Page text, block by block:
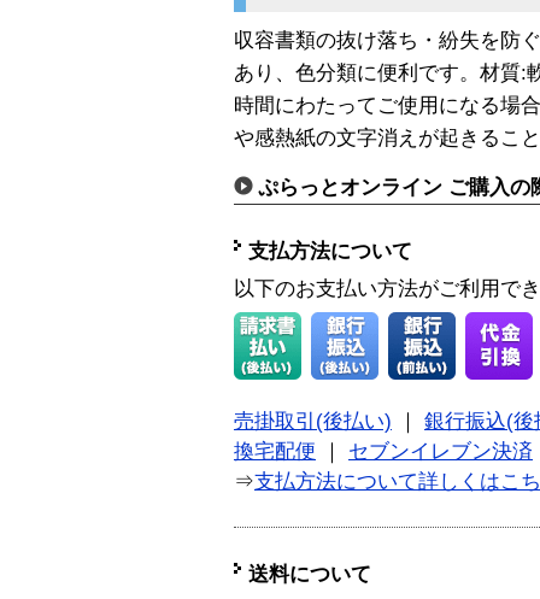
収容書類の抜け落ち・紛失を防
あり、色分類に便利です。材質:
時間にわたってご使用になる場
や感熱紙の文字消えが起きるこ
ぷらっとオンライン ご購入の
支払方法について
以下のお支払い方法がご利用で
売掛取引(後払い)
銀行振込(後
換宅配便
セブンイレブン決済
⇒支払方法について詳しくはこ
送料について